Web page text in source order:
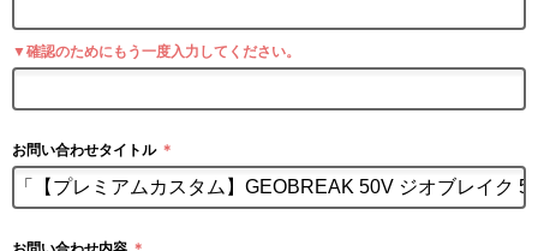
▼確認のためにもう一度入力してください。
お問い合わせタイトル ＊